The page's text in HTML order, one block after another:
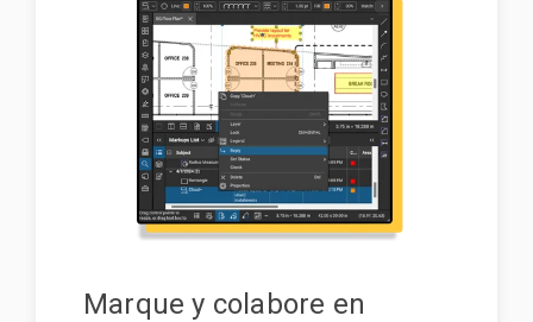
Marque y colabore en